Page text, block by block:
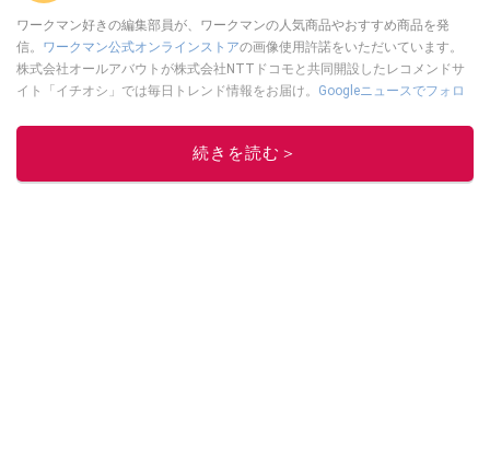
ワークマン好きの編集部員が、ワークマンの人気商品やおすすめ商品を発
信。 ワークマン公式オンラインストアの画像使用許諾をいただいています。
株式会社オールアバウトが株式会社NTTドコモと共同開設したレコメンドサ
イト「イチオシ」では毎日トレンド情報をお届け。 Googleニュースでフォロ
このイチオシストの他の記事を読む
続きを読む＞